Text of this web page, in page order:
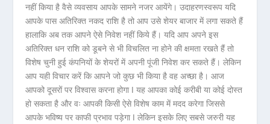
नहीं किया है वैसे व्यवसाय आपके सामने नजर आयेंगे। उदाहरणस्वरूप यदि
आपके पास अतिरिक्त नकद राशि है तो आप उसे शेयर बाजार में लगा सकते हैं
हालाकि अब तक आपने ऐसे निवेश नहीं किये हैं। यदि आप अपने इस
अतिरिक्त धन राशि को डूबने से भी विचलित ना होने की क्षमता रखते हैं तो
विशेष चुनी हुई कंपनियों के शेयरों में अपनी पूंजी निवेश कर सकते हैं। लेकिन
आप यही विचार करें कि आपने जो कुछ भी किया है वह अच्छा है। आज
आपको दूसरों पर विश्वास करना होगा ǀ यह आपका कोई करीबी या कोई दोस्त
हो सकता है और वः आपकी किसी ऐसे विशेष काम में मदद करेगा जिससे
आपके भविष्य पर काफी प्रभाव पड़ेगा ǀ लेकिन इसके लिए सबसे जरुरी यह